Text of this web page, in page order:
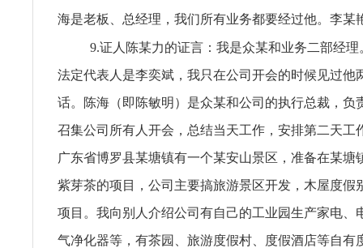
海是老板、总经理，我们所有业务都要经过他。李某
9.证人陈某力的证言：我是众某和业务二部经
法定代表人是李奕斌，我只在公司开会的时候见过他
话。陈海（即陈敏明）是众某和公司的执行总裁，负
召集公司所有人开会，总结当天工作，安排第二天工
广东省博罗县某塘镇有一个某安山景区，准备在某塘
紫芽茶的项目，公司主要搞旅游景区开发，木屋度假
项目。我向别人介绍公司有自己的工业园生产家电、
气净化器等，有茶园、旅游度假村、度假酒店等自有